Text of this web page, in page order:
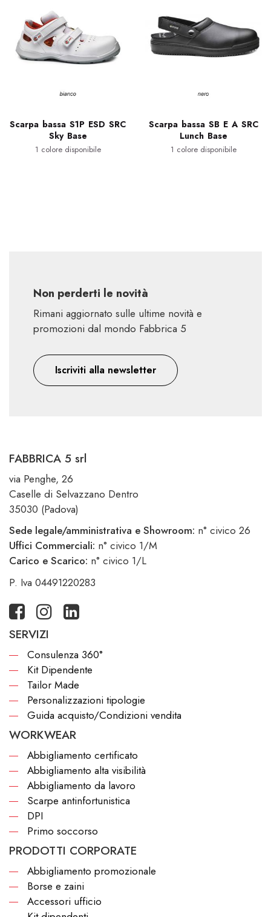
Scarpa bassa S1P ESD SRC
Sky Base
1 colore disponibile
Scarpa bassa SB E A SRC
Lunch Base
1 colore disponibile
Non perderti le novità
Rimani aggiornato sulle ultime novità e
promozioni dal mondo Fabbrica 5
Iscriviti alla newsletter
FABBRICA 5 srl
via Penghe, 26
Caselle di Selvazzano Dentro
35030 (Padova)
Sede legale/amministrativa e Showroom: n° civico 26
Uffici Commerciali: n° civico 1/M
Carico e Scarico: n° civico 1/L
P. Iva 04491220283
SERVIZI
Consulenza 360°
Kit Dipendente
Tailor Made
Personalizzazioni tipologie
Guida acquisto/Condizioni vendita
WORKWEAR
Abbigliamento certificato
Abbigliamento alta visibilità
Abbigliamento da lavoro
Scarpe antinfortunistica
DPI
Primo soccorso
PRODOTTI CORPORATE
Abbigliamento promozionale
Borse e zaini
Accessori ufficio